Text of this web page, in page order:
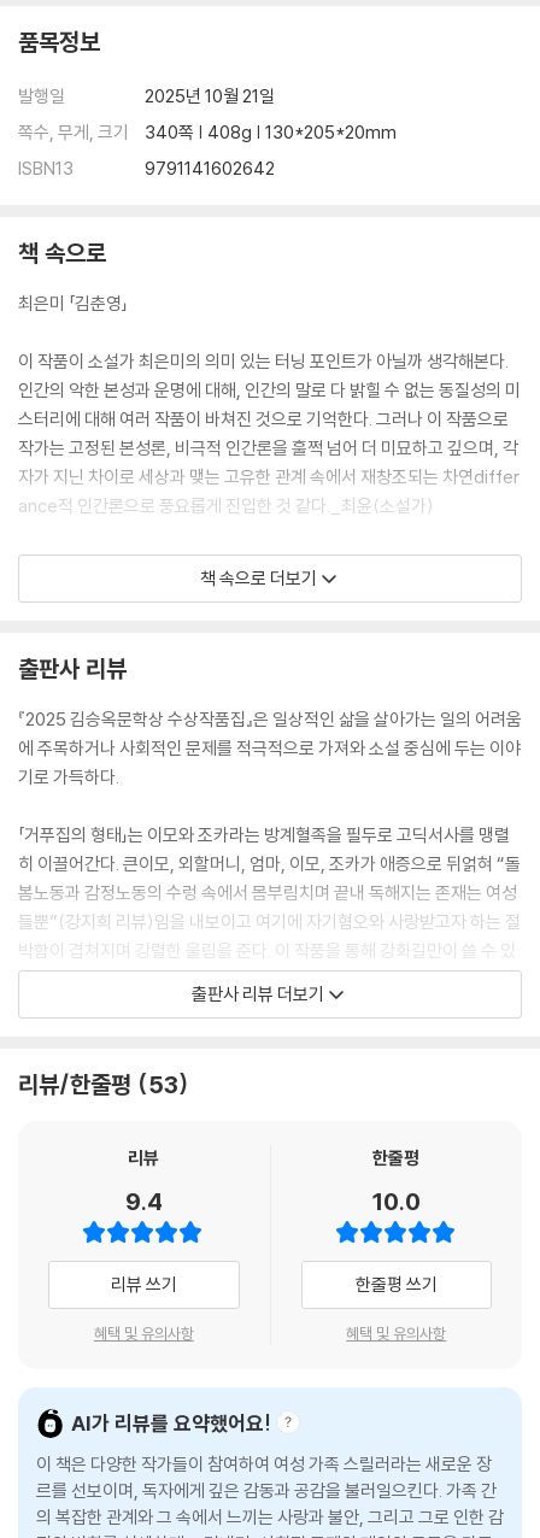
품목정보
발행일
2025년 10월 21일
쪽수, 무게, 크기
340쪽 | 408g | 130*205*20mm
ISBN13
9791141602642
책 속으로
최은미 「김춘영」
이 작품이 소설가 최은미의 의미 있는 터닝 포인트가 아닐까 생각해본다.
인간의 악한 본성과 운명에 대해, 인간의 말로 다 밝힐 수 없는 동질성의 미
스터리에 대해 여러 작품이 바쳐진 것으로 기억한다. 그러나 이 작품으로
작가는 고정된 본성론, 비극적 인간론을 훌쩍 넘어 더 미묘하고 깊으며, 각
자가 지닌 차이로 세상과 맺는 고유한 관계 속에서 재창조되는 차연differ
ance적 인간론으로 풍요롭게 진입한 것 같다._최윤(소설가)
“무슨 말을 했을 법도 한데, 아무 말도 하지 않는 잠깐의 시간이 있었고, 그
때 김춘영이 나를 보았다. 나를 보는 김춘영을 본 그때에 나는 내가 김춘영
길이 없었다.”
□ 2008년 『현대문학』 신인추천에 단편소설 「울고 간다」가 당선되어 등
단. 대산문학상, 현대문학상, 한국일보문학상, 현대불교문학상, 허균문학
강화길 「거푸집의 형태」
소진되고 고립된 자들의 자기혐오와 구별되지 않는 사랑. 동경하는 만큼
사랑하고, 사랑하는 만큼 증오하며 파열하는 사랑. 강화길의 「거푸집의 형
태」는 이 사랑을 끌어안으며 우리 소설이 한 번도 가닿은 적 없는 정동의 미
답지에 들어선다. 끔찍한 두려움과 희열에 떨면서._강지희(문학평론가)
가 뭔지 알아? 익스트림이 누군지는 아니? 얘, 너 말이야. 이모가 어떤 사
□ 2012년 경향신문 신춘문예에 단편소설 「방」이 당선되어 등단. 한겨레
문학상, 구상문학상 젊은작가상, 백신애문학상, 2017년 젊은작가상, 202
0년 젊은작가상 대상 등 수상.
김인숙 「스페이스 섹스올로지」
망측함과 무서움을 모른다면 외려 더 망측하고 슬프지 않을까. 「스페이스
섹스올로지」를 망측함의 숭고das Erhabene한 재발견으로 보고 싶은 이
유가 여기에 있다. 세부적으로 낱낱이 분절되어 각축을 벌이는 날 선 가치
들의 피곤을 “생생하기 짝이 없는 삶의 덩어리”로 뭉텅 뭉개버리는 「스페
이스 섹스올로지」._구효서(소설가)
책 속으로 더보기
출판사 리뷰
『2025 김승옥문학상 수상작품집』은 일상적인 삶을 살아가는 일의 어려움
에 주목하거나 사회적인 문제를 적극적으로 가져와 소설 중심에 두는 이야
기로 가득하다.
「거푸집의 형태」는 이모와 조카라는 방계혈족을 필두로 고딕서사를 맹렬
히 이끌어간다. 큰이모, 외할머니, 엄마, 이모, 조카가 애증으로 뒤얽혀 “돌
봄노동과 감정노동의 수렁 속에서 몸부림치며 끝내 독해지는 존재는 여성
들뿐”(강지희 리뷰)임을 내보이고 여기에 자기혐오와 사랑받고자 하는 절
박함이 겹쳐지며 강렬한 울림을 준다. 이 작품을 통해 강화길만이 쓸 수 있
는 소설은 무엇인지 당당히 보인다.
안함을 느끼면서도 동시에 그 집에서 벗어나고 싶어하는 이 엄마는 소설
무서움을 견디며 살아가는”(심사평) 일로 이어지는 이 유려한 흐름을 김
「빈티지 엽서」는 이 사회에서 ‘선의’와 ‘친절’이 가능한지 물으며 시작한다.
헬스장에서 만난 두 인물이 헬스 트레이닝과 엽서 읽기라는 행위로 친절을
주고받지만 그 사이로 추측과 오해가 난입하며 관계를 그만두기로 한다.
소설이 진행되는 동안 엽서 읽기는 단순히 문자를 해석하는 것이 아닌 미
“이상으로 되돌아가고 싶은 마음과 일상을 지키고 싶은 마음”(조경란 리
뷰) 사이를 고요히 오가며 묵직한 여운을 남기고 우리에게 ‘용기’란 무엇인
지 되묻게 한다.
「눈먼 탐정」은 가히 독보적인 색을 띤다. 배수아는 이번에도 고유한 특색을
내세우며 그만의 강렬한 소설세계로 잡아끈다. 소설은 유사한 장면과 모티
출판사 리뷰 더보기
리뷰/한줄평 53
리뷰
9.4
리뷰 쓰기
혜택 및 유의사항
한줄평
10.0
한줄평 쓰기
혜택 및 유의사항
AI가 리뷰를 요약했어요!
이 책은 다양한 작가들이 참여하여 여성 가족 스릴러라는 새로운 장
르를 선보이며, 독자에게 깊은 감동과 공감을 불러일으킨다. 가족 간
의 복잡한 관계와 그 속에서 느끼는 사랑과 불안, 그리고 그로 인한 감